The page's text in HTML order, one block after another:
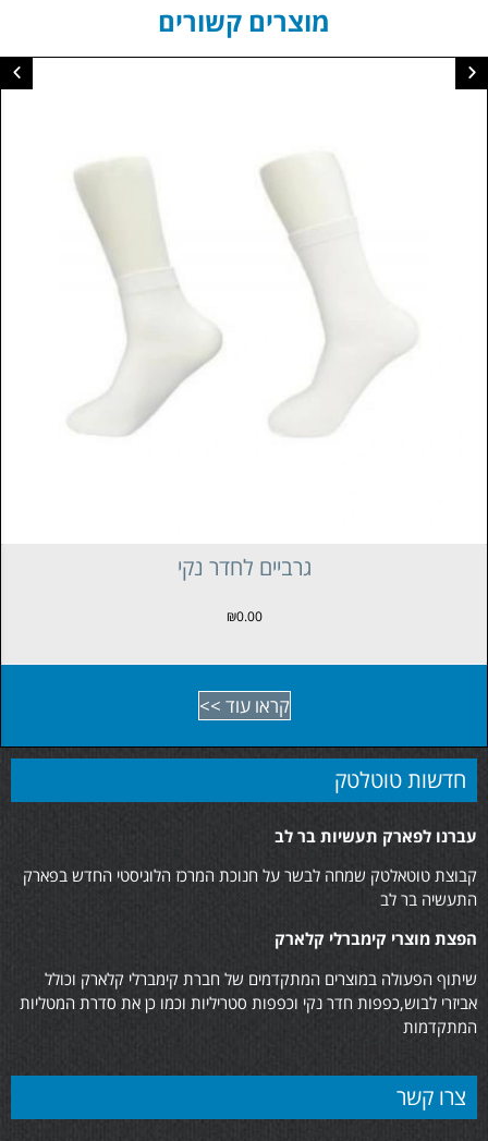
מוצרים קשורים
גרביים לחדר נקי
₪0.00
קראו עוד >>
חדשות טוטלטק
עברנו לפארק תעשיות בר לב
קבוצת טוטאלטק שמחה לבשר על חנוכת המרכז הלוגיסטי החדש בפארק
התעשיה בר לב
הפצת מוצרי קימברלי קלארק
שיתוף הפעולה במוצרים המתקדמים של חברת קימברלי קלארק וכולל
אביזרי לבוש,כפפות חדר נקי וכפפות סטריליות וכמו כן את סדרת המטליות
המתקדמות
צרו קשר